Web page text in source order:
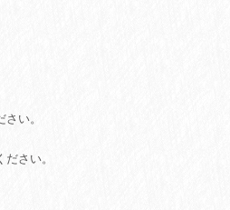
い。
さい。